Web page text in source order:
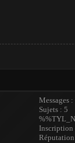
Messages :
Sujets : 5
Inscription